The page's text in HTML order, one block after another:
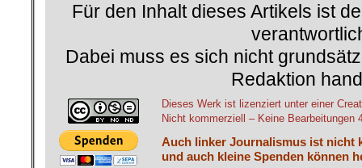
Für den Inhalt dieses Artikels ist
Dabei muss es sich nicht
Redaktion
Dieses Werk ist lizenziert unter einer
Nicht kommerziell – Keine Bearbeitungen
Auch linker Journalismus ist nicht
und auch kleine Spenden können